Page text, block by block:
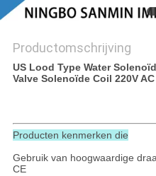
Productomschrijving
US Lood Type Water
Valve Solenoïde Coil 220V AC
Producten kenmerken die
Gebruik van hoogwaardige
CE